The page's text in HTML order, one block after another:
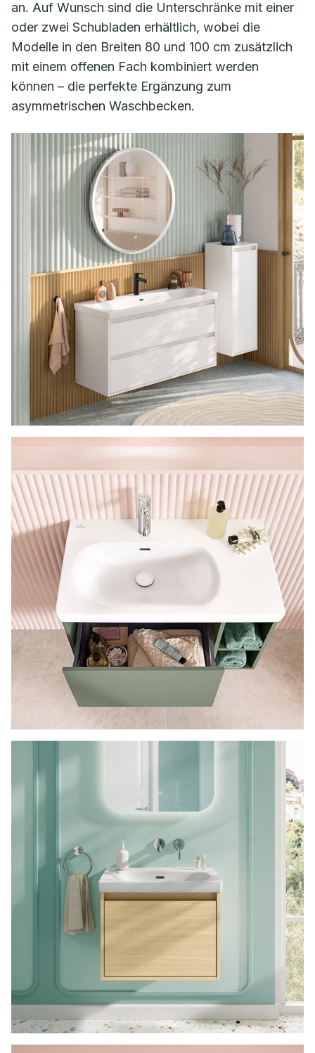
an. Auf Wunsch sind die Unterschränke mit einer
oder zwei Schubladen erhältlich, wobei die
Modelle in den Breiten 80 und 100 cm zusätzlich
mit einem offenen Fach kombiniert werden
können – die perfekte Ergänzung zum
asymmetrischen Waschbecken.